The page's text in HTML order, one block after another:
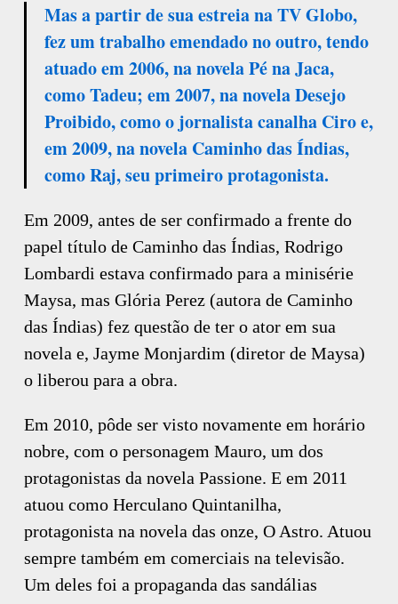
Mas a partir de sua estreia na TV Globo,
fez um trabalho emendado no outro, tendo
atuado em 2006, na novela Pé na Jaca,
como Tadeu; em 2007, na novela Desejo
Proibido, como o jornalista canalha Ciro e,
em 2009, na novela Caminho das Índias,
como Raj, seu primeiro protagonista.
Em 2009, antes de ser confirmado a frente do
papel título de Caminho das Índias, Rodrigo
Lombardi estava confirmado para a minisérie
Maysa, mas Glória Perez (autora de Caminho
das Índias) fez questão de ter o ator em sua
novela e, Jayme Monjardim (diretor de Maysa)
o liberou para a obra.
Em 2010, pôde ser visto novamente em horário
nobre, com o personagem Mauro, um dos
protagonistas da novela Passione. E em 2011
atuou como Herculano Quintanilha,
protagonista na novela das onze, O Astro. Atuou
sempre também em comerciais na televisão.
Um deles foi a propaganda das sandálias